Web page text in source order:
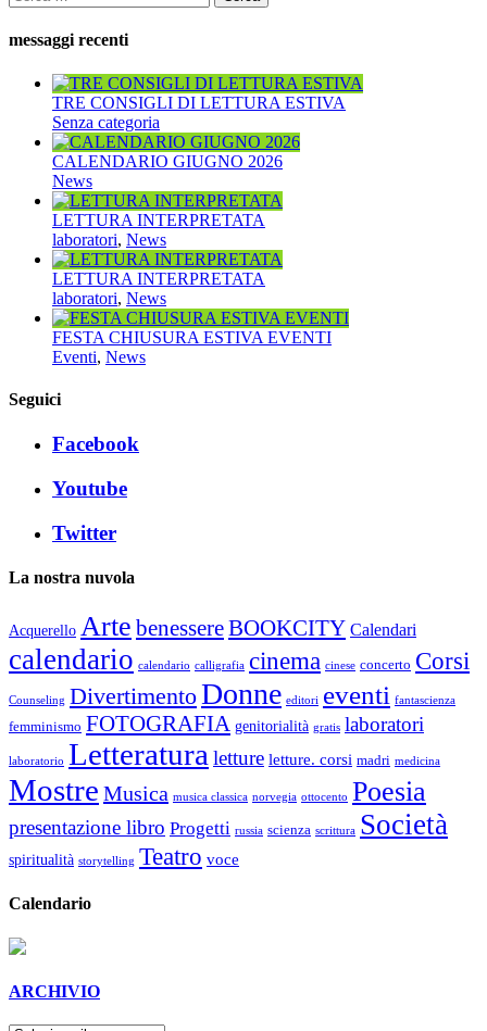
per:
messaggi recenti
TRE CONSIGLI DI LETTURA ESTIVA
Senza categoria
CALENDARIO GIUGNO 2026
News
LETTURA INTERPRETATA
laboratori, News
LETTURA INTERPRETATA
laboratori, News
FESTA CHIUSURA ESTIVA EVENTI
Eventi, News
Seguici
Facebook
Youtube
Twitter
La nostra nuvola
Acquerello Arte benessereBOOKCITY Calendari
calendario calendario calligrafia cinema cinese concerto Corsi
Counseling DivertimentoDonne editori eventi fantascienza
femminismo FOTOGRAFIA genitorialità gratis laboratori
laboratorio Letteratura letture letture. corsi madri medicina
Mostre Musica musica classica norvegia ottocento Poesia
presentazione libro Progetti russia scienza scrittura Società
spiritualità storytelling Teatro voce
Calendario
ARCHIVIO